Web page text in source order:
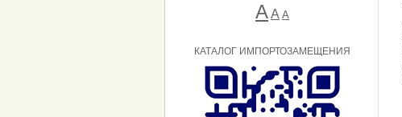
АA А
КАТАЛОГ ИМПОРТОЗАМЕЩЕНИЯ